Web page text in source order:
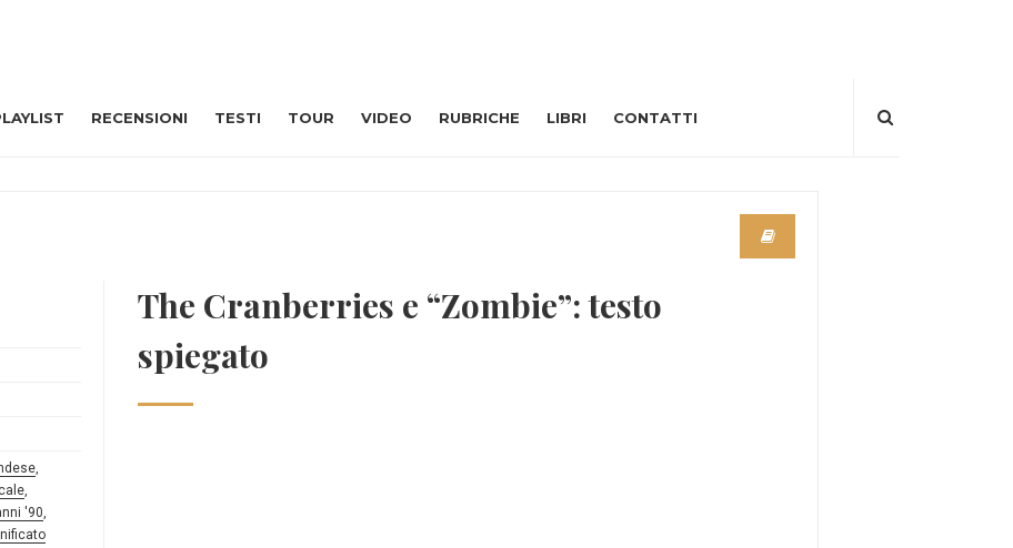
RECENSIONI TESTI TOUR VIDEO RUBRICHE LIBRI CONTATTI
,
,
'90,
The Cranberries e “Zombie”: testo
spiegato